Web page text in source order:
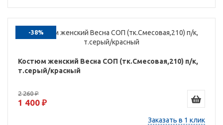
-38%
Костюм женский Весна СОП (тк.Смесовая,210) п/к,
т.серый/красный
2 260 ₽
1 400 ₽
Заказать в 1 клик